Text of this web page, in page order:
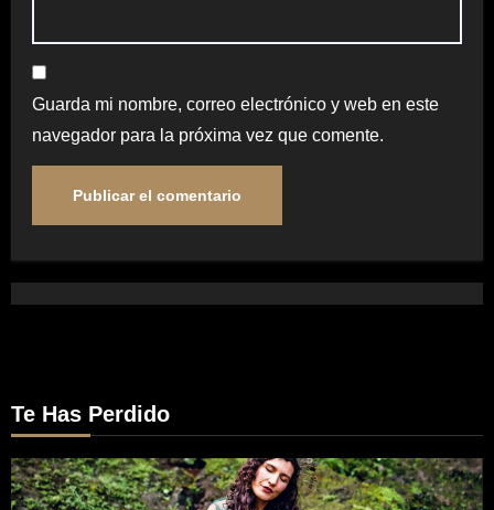
Guarda mi nombre, correo electrónico y web en este
navegador para la próxima vez que comente.
Te Has Perdido